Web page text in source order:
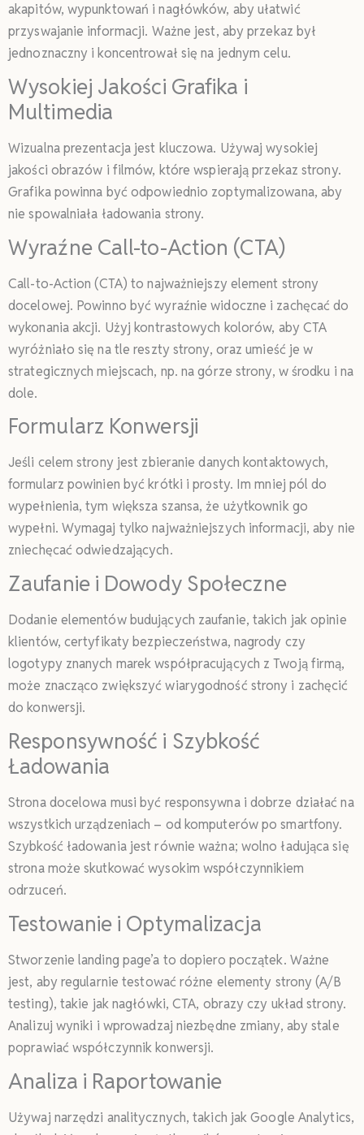
akapitów, wypunktowań i nagłówków, aby ułatwić
przyswajanie informacji. Ważne jest, aby przekaz był
jednoznaczny i koncentrował się na jednym celu.
Wysokiej Jakości Grafika i
Multimedia
Wizualna prezentacja jest kluczowa. Używaj wysokiej
jakości obrazów i filmów, które wspierają przekaz strony.
Grafika powinna być odpowiednio zoptymalizowana, aby
nie spowalniała ładowania strony.
Wyraźne Call-to-Action (CTA)
Call-to-Action (CTA) to najważniejszy element strony
docelowej. Powinno być wyraźnie widoczne i zachęcać do
wykonania akcji. Użyj kontrastowych kolorów, aby CTA
wyróżniało się na tle reszty strony, oraz umieść je w
strategicznych miejscach, np. na górze strony, w środku i na
dole.
Formularz Konwersji
Jeśli celem strony jest zbieranie danych kontaktowych,
formularz powinien być krótki i prosty. Im mniej pól do
wypełnienia, tym większa szansa, że użytkownik go
wypełni. Wymagaj tylko najważniejszych informacji, aby nie
zniechęcać odwiedzających.
Zaufanie i Dowody Społeczne
Dodanie elementów budujących zaufanie, takich jak opinie
klientów, certyfikaty bezpieczeństwa, nagrody czy
logotypy znanych marek współpracujących z Twoją firmą,
może znacząco zwiększyć wiarygodność strony i zachęcić
do konwersji.
Responsywność i Szybkość
Ładowania
Strona docelowa musi być responsywna i dobrze działać na
wszystkich urządzeniach – od komputerów po smartfony.
Szybkość ładowania jest równie ważna; wolno ładująca się
strona może skutkować wysokim współczynnikiem
odrzuceń.
Testowanie i Optymalizacja
Stworzenie landing page’a to dopiero początek. Ważne
jest, aby regularnie testować różne elementy strony (A/B
testing), takie jak nagłówki, CTA, obrazy czy układ strony.
Analizuj wyniki i wprowadzaj niezbędne zmiany, aby stale
poprawiać współczynnik konwersji.
Analiza i Raportowanie
Używaj narzędzi analitycznych, takich jak Google Analytics,